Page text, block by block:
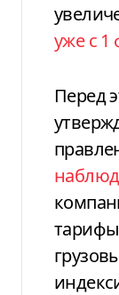
уже с 1
Перед